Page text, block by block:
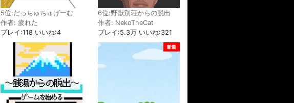
5位:だっちゅちゅげーむ
作者: 疲れた
プレイ:118 いいね:4
6位:野獣別荘からの脱出
作者: NekoTheCat
プレイ:5.3万 いいね:321